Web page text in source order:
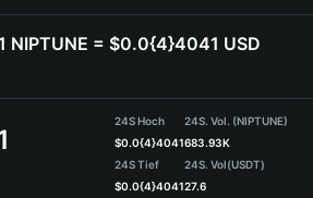
NIPTUNE = $0.0{4}4041 USD
24S Hoch
$0.0{4}4041
24S Tief
$0.0{4}4041
24S. Vol. (NIPTUNE)
683.93K
24S. Vol(USDT)
27.6